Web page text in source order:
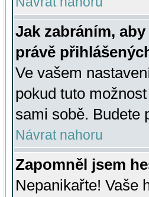
Jak zabráním,
právě
Ve vašem
pokud tuto možnost
sami sobě. Budete
Návrat nahoru
Zapomněl jsem
Nepanikařte! Vaše